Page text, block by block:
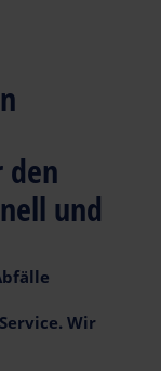
den
und
Wir